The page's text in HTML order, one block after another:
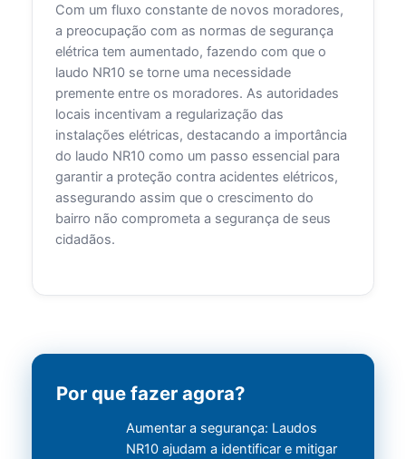
Com um fluxo constante de novos moradores,
a preocupação com as normas de segurança
elétrica tem aumentado, fazendo com que o
laudo NR10 se torne uma necessidade
premente entre os moradores. As autoridades
locais incentivam a regularização das
instalações elétricas, destacando a importância
do laudo NR10 como um passo essencial para
garantir a proteção contra acidentes elétricos,
assegurando assim que o crescimento do
bairro não comprometa a segurança de seus
cidadãos.
Por que fazer agora?
Aumentar a segurança: Laudos
NR10 ajudam a identificar e mitigar